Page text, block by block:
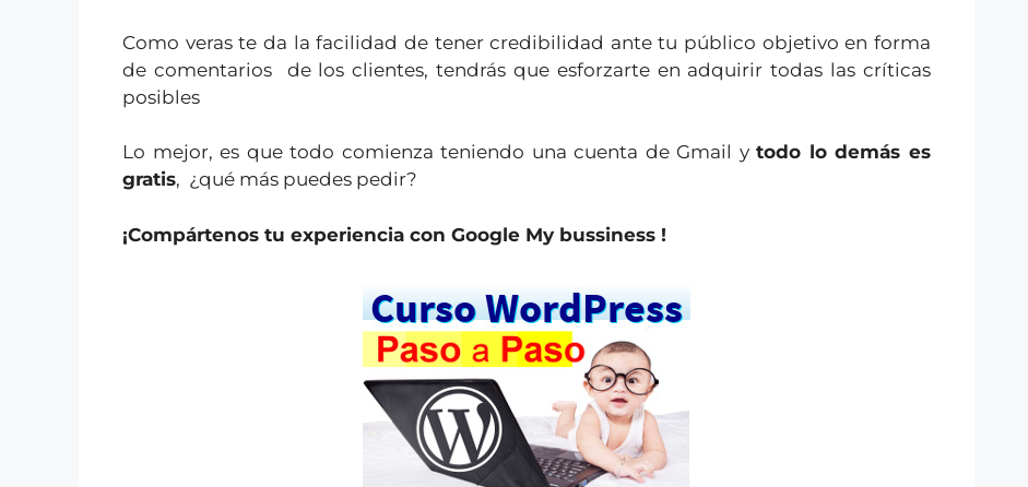
Como veras te da la facilidad de tener credibilidad ante tu público objetivo en forma
de comentarios de los clientes, tendrás que esforzarte en adquirir todas las críticas
posibles
Lo mejor, es que todo comienza teniendo una cuenta de Gmail ytodo lo demás es
gratis, ¿qué más puedes pedir?
¡Compártenos tu experiencia con Google My bussiness !